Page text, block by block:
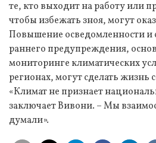
те, кто выходит на работу или
чтобы избежать зноя, могут
Повышение осведомленности и
раннего предупреждения,
мониторинге климатических
регионах, могут сделать жизнь
«Климат не признает
заключает Вивони. – Мы
думали».